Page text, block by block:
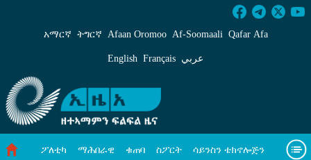
ኢትዮጵያን ባንኪ ዓለምን ስምምዕ ፋይናንስ 1 ቢልዮን
አማርኛ ትግርኛ Afaan Oromoo Af‑Soomaali Qafar Afa
English Français عربي
ፖለቲካ ማሕበራዊ ቁጠባ ስፖርት ሳይንስን ቴክኖሎጅን